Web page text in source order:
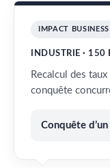
IMPACT BUSINESS
INDUSTRIE · 150
Recalcul des
conquête
Conquête